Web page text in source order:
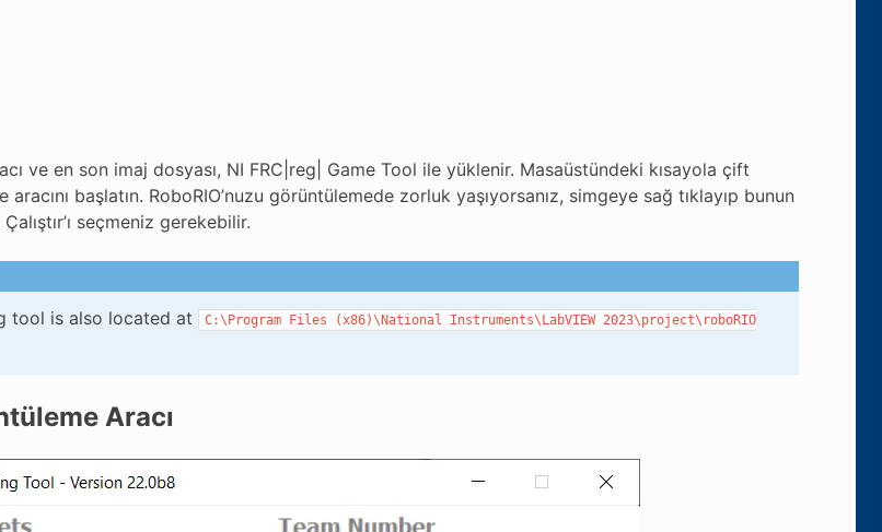
ve en son imaj dosyası, NI FRC|reg| Game Tool ile yüklenir. Masaüstündeki kısayola çift
başlatın. RoboRIO’nuzu görüntülemede zorluk yaşıyorsanız, simgeye sağ tıklayıp bunun
seçmeniz gerekebilir.
tool is also located at
C:\Program Files (x86)\National Instruments\LabVIEW 2023\project\roboRIO
Aracı